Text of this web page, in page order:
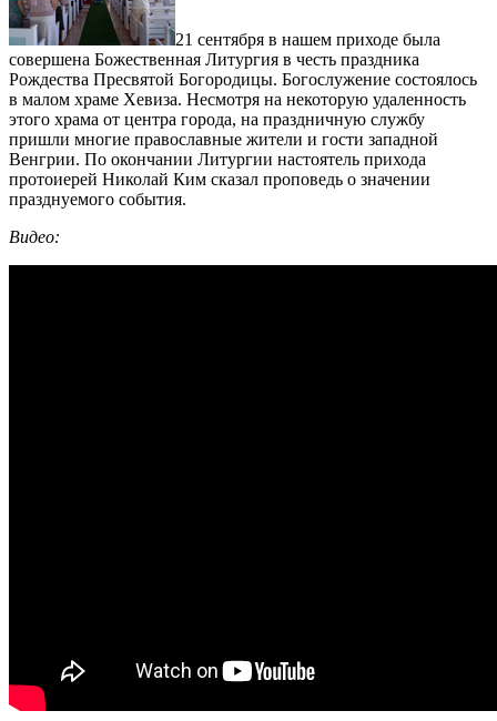
21 сентября в нашем приходе была
совершена Божественная Литургия в честь праздника
Рождества Пресвятой Богородицы. Богослужение состоялось
в малом храме Хевиза. Несмотря на некоторую удаленность
этого храма от центра города, на праздничную службу
пришли многие православные жители и гости западной
Венгрии. По окончании Литургии настоятель прихода
протоиерей Николай Ким сказал проповедь о значении
празднуемого события.
Видео: